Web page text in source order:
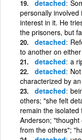
detached
personally
interest in it. He
the prisoners, but
detached
to another on
detached a
detached
characterized by
detached
others; "she felt
remain the
Anderson;
from the others";